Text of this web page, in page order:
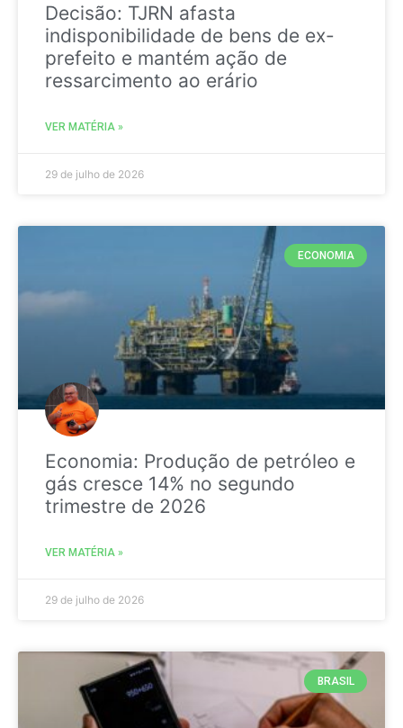
Decisão: TJRN afasta
indisponibilidade de bens de ex-
prefeito e mantém ação de
ressarcimento ao erário
VER MATÉRIA »
29 de julho de 2026
ECONOMIA
Economia: Produção de petróleo e
gás cresce 14% no segundo
trimestre de 2026
VER MATÉRIA »
29 de julho de 2026
BRASIL